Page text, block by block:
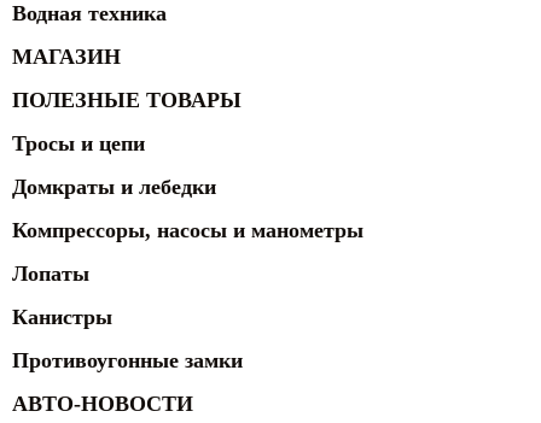
Водная техника
МАГАЗИН
ПОЛЕЗНЫЕ ТОВАРЫ
Тросы и цепи
Домкраты и лебедки
Компрессоры, насосы и манометры
Лопаты
Канистры
Противоугонные замки
АВТО-НОВОСТИ